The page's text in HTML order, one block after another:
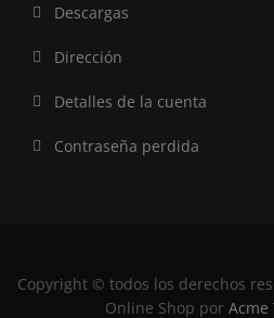
Descargas
Dirección
Detalles de la cuenta
Contraseña perdida
Copyright © todos los derechos
Online Shop por Acme